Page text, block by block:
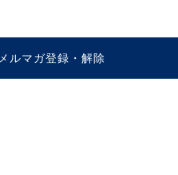
メルマガ登録・解除